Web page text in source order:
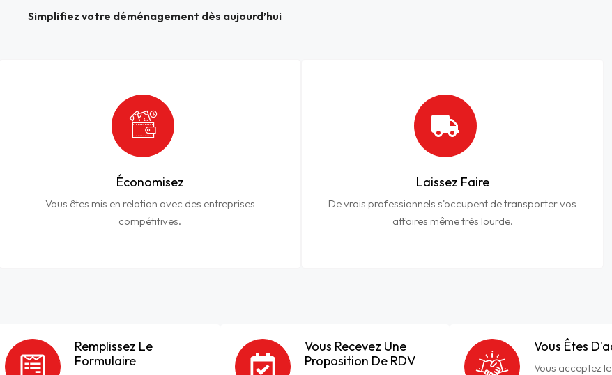
Simplifiez votre déménagement dès aujourd’hui
Économisez
Vous êtes mis en relation avec des entreprises
compétitives.
Laissez Faire
De vrais professionnels s'occupent de transporter vos
affaires même très lourde.
Remplissez Le
Formulaire
Vous Recevez Une
Proposition De RDV
Vous Êtes
Vous acceptez